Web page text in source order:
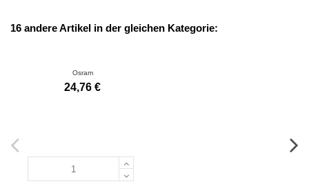
16 andere Artikel in der gleichen Kategorie:
Osram
24,76 €